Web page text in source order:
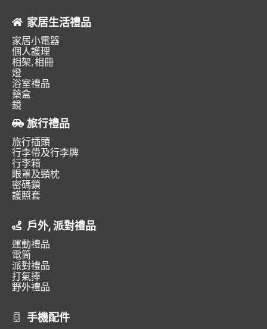
家居生活禮品
家居小電器
個人護理
相架, 相冊
燈
浴室禮品
藥盒
鏡
旅行禮品
旅行插頭
行李帶及行李牌
行李箱
眼罩及頸枕
密碼鎖
護照套
戶外, 派對禮品
運動禮品
電筒
派對禮品
打氣捧
野外禮品
手機配件